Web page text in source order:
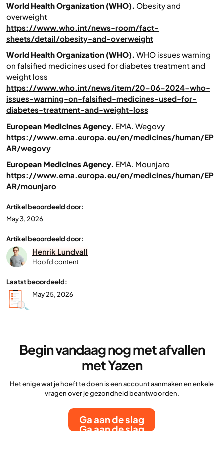
World Health Organization (WHO). Obesity and
overweight
https://www.who.int/news-room/fact-
sheets/detail/obesity-and-overweight
World Health Organization (WHO). WHO issues warning
on falsified medicines used for diabetes treatment and
weight loss
https://www.who.int/news/item/20-06-2024-who-
issues-warning-on-falsified-medicines-used-for-
diabetes-treatment-and-weight-loss
European Medicines Agency. EMA. Wegovy
https://www.ema.europa.eu/en/medicines/human/EP
AR/wegovy
European Medicines Agency. EMA. Mounjaro
https://www.ema.europa.eu/en/medicines/human/EP
AR/mounjaro
Artikel beoordeeld door:
May 3, 2026
Artikel beoordeeld door:
Henrik Lundvall
Hoofd content
Laatst beoordeeld:
May 25, 2026
Begin vandaag nog met afvallen
met Yazen
Het enige wat je hoeft te doen is een account aanmaken en enkele
vragen over je gezondheid beantwoorden.
Ga aan de slag
Ga aan de slag